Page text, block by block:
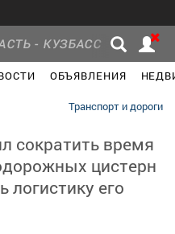
- КУЗБАСС
ОБЪЯВЛЕНИЯ
Услуги
Транспорт и дороги
сократить время
цистерн
логистику его